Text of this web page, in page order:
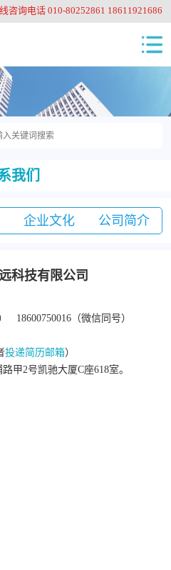
咨询电话 010-80252861 18611921686
我们
企业文化 公司简介
科技有限公司
18600750016（微信同号）
投递简历邮箱）
甲2号凯驰大厦C座618室。